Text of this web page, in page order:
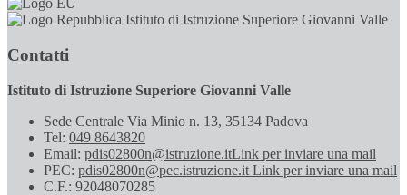
Istituto di Istruzione Superiore Giovanni Valle
Contatti
Istituto di Istruzione Superiore Giovanni Valle
Sede Centrale Via Minio n. 13, 35134 Padova
Tel: 049 8643820
Email: pdis02800n@istruzione.itLink per inviare una mail
PEC: pdis02800n@pec.istruzione.it Link per inviare una mail
C.F.: 92048070285